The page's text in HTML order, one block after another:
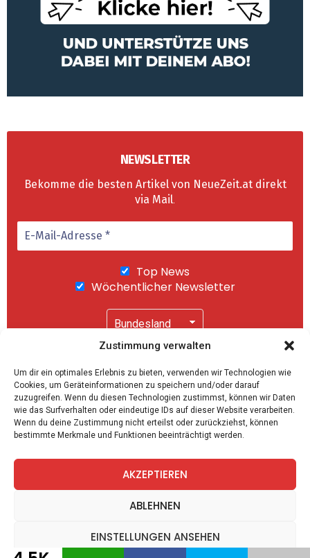
Zustimmung verwalten
Um dir ein optimales Erlebnis zu bieten, verwenden wir Technologien wie
Cookies, um Geräteinformationen zu speichern und/oder darauf
zuzugreifen. Wenn du diesen Technologien zustimmst, können wir Daten
wie das Surfverhalten oder eindeutige IDs auf dieser Website verarbeiten.
Wenn du deine Zustimmung nicht erteilst oder zurückziehst, können
bestimmte Merkmale und Funktionen beeinträchtigt werden.
AKZEPTIEREN
ABLEHNEN
EINSTELLUNGEN ANSEHEN
NEWSLETTER
Bekomme die besten Artikel von NeueZeit.at direkt
via Mail.
Top News
Wöchentlicher Newsletter
"Abonnieren" akzeptierst Du unsere
Datenschutzerklärung.
twitter